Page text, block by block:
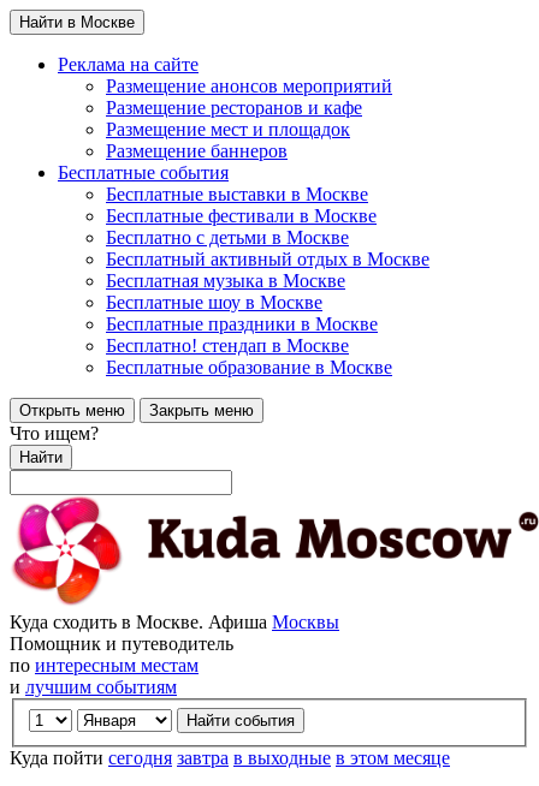
Найти в Москве
Реклама на сайте
Размещение анонсов мероприятий
Размещение ресторанов и кафе
Размещение мест и площадок
Размещение баннеров
Бесплатные события
Бесплатные выставки в Москве
Бесплатные фестивали в Москве
Бесплатно с детьми в Москве
Бесплатный активный отдых в Москве
Бесплатная музыка в Москве
Бесплатные шоу в Москве
Бесплатные праздники в Москве
Бесплатно! стендап в Москве
Бесплатные образование в Москве
Открыть меню Закрыть меню
Что ищем?
Найти
Куда сходить в Москве. Афиша Москвы
Помощник и путеводитель
по интересным местам
и лучшим событиям
Куда пойти сегодня завтра в выходные в этом месяце